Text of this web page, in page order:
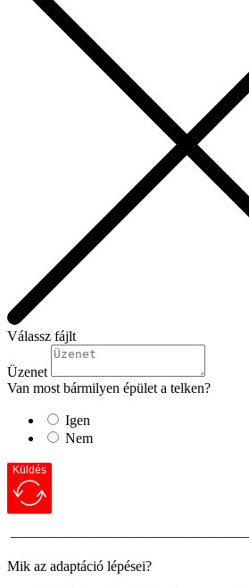
Válassz fájlt
Üzenet
Van most bármilyen épület a telken?
Igen
Nem
Küldés
Mik az adaptáció lépései?